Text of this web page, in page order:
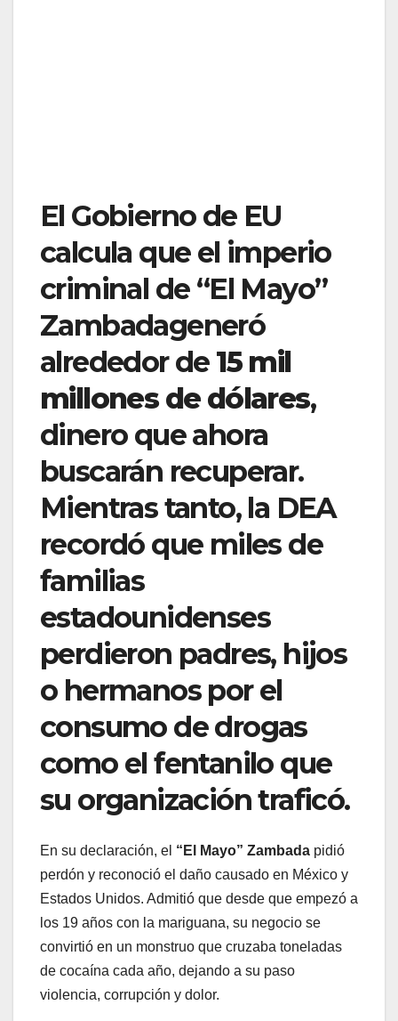
El Gobierno de EU
calcula que el imperio
criminal de “El Mayo”
Zambadageneró
alrededor de 15 mil
millones de dólares,
dinero que ahora
buscarán recuperar.
Mientras tanto, la DEA
recordó que miles de
familias
estadounidenses
perdieron padres, hijos
o hermanos por el
consumo de drogas
como el fentanilo que
su organización traficó.
En su declaración, el “El Mayo” Zambada pidió
perdón y reconoció el daño causado en México y
Estados Unidos. Admitió que desde que empezó a
los 19 años con la mariguana, su negocio se
convirtió en un monstruo que cruzaba toneladas
de cocaína cada año, dejando a su paso
violencia, corrupción y dolor.